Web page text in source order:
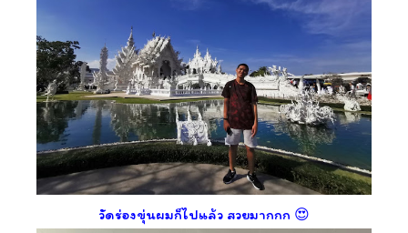
วัดร่องขุ่นผมก็ไปแล้ว สวยมากกก 😍